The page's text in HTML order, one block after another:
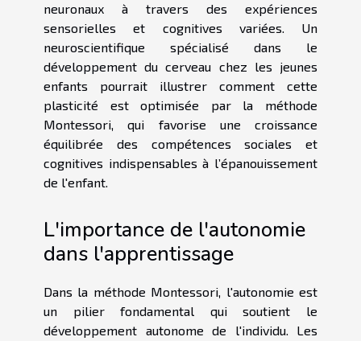
neuronaux à travers des expériences
sensorielles et cognitives variées. Un
neuroscientifique spécialisé dans le
développement du cerveau chez les jeunes
enfants pourrait illustrer comment cette
plasticité est optimisée par la méthode
Montessori, qui favorise une croissance
équilibrée des compétences sociales et
cognitives indispensables à l’épanouissement
de l'enfant.
L'importance de l'autonomie
dans l'apprentissage
Dans la méthode Montessori, l'autonomie est
un pilier fondamental qui soutient le
développement autonome de l'individu. Les